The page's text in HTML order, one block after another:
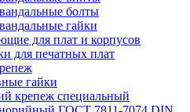
болты
гайки
для плат и корпусов
для печатных плат
гайки
крепеж специальный